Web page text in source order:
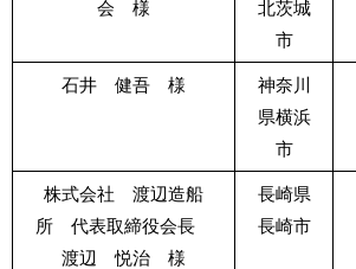
会 様
北茨城
市
石井 健吾 様
神奈川
県横浜
市
株式会社 渡辺造船
所 代表取締役会長
渡辺 悦治 様
長崎県
長崎市